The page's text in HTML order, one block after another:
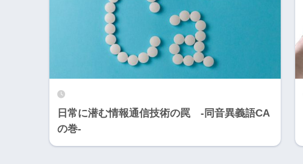
日常に潜む情報通信技術の罠 -同音異義語CA
の巻-